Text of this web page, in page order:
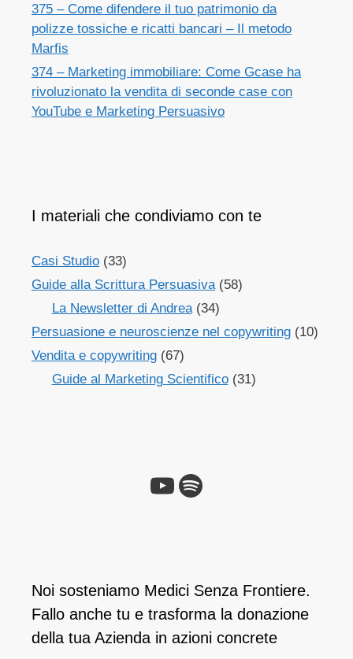
375 – Come difendere il tuo patrimonio da
polizze tossiche e ricatti bancari – Il metodo
Marfis
374 – Marketing immobiliare: Come Gcase ha
rivoluzionato la vendita di seconde case con
YouTube e Marketing Persuasivo
I materiali che condiviamo con te
Casi Studio (33)
Guide alla Scrittura Persuasiva (58)
La Newsletter di Andrea(34)
Persuasione e neuroscienze nel copywriting (10)
Vendita e copywriting (67)
Guide al Marketing Scientifico(31)
YouTube
Spotify
Noi sosteniamo Medici Senza Frontiere.
Fallo anche tu e ​trasforma la donazione
della tua Azienda in azioni concrete